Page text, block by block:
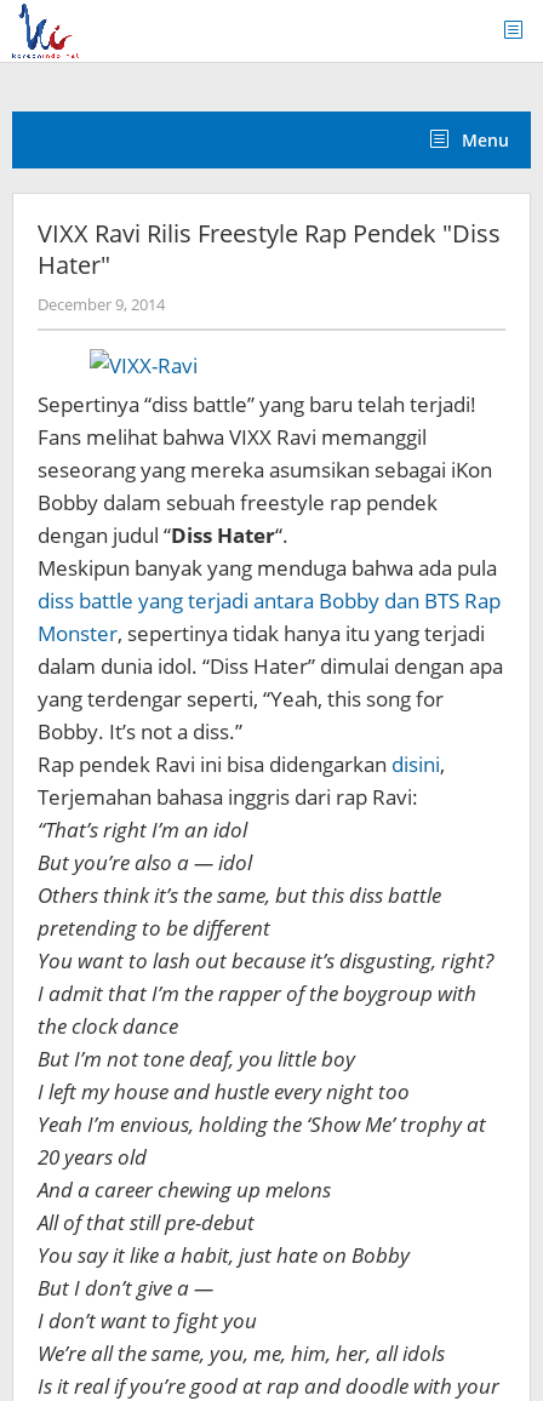
Skip
content
Menu
VIXX Ravi Rilis Freestyle Rap Pendek "Diss
Hater"
December 9, 2014by
Koreanindo
Sepertinya “diss battle” yang baru telah terjadi!
Fans melihat bahwa VIXX Ravi memanggil
seseorang yang mereka asumsikan sebagai iKon
Bobby dalam sebuah freestyle rap pendek
dengan judul “Diss Hater“.
Meskipun banyak yang menduga bahwa ada pula
diss battle yang terjadi antara Bobby dan BTS Rap
Monster, sepertinya tidak hanya itu yang terjadi
dalam dunia idol. “Diss Hater” dimulai dengan apa
yang terdengar seperti, “Yeah, this song for
Bobby. It’s not a diss.”
Rap pendek Ravi ini bisa didengarkan disini,
Terjemahan bahasa inggris dari rap Ravi:
“That’s right I’m an idol
But you’re also a — idol
Others think it’s the same, but this diss battle
pretending to be different
You want to lash out because it’s disgusting, right?
I admit that I’m the rapper of the boygroup with
the clock dance
But I’m not tone deaf, you little boy
I left my house and hustle every night too
Yeah I’m envious, holding the ‘Show Me’ trophy at
20 years old
And a career chewing up melons
All of that still pre-debut
You say it like a habit, just hate on Bobby
But I don’t give a —
I don’t want to fight you
We’re all the same, you, me, him, her, all idols
Is it real if you’re good at rap and doodle with your